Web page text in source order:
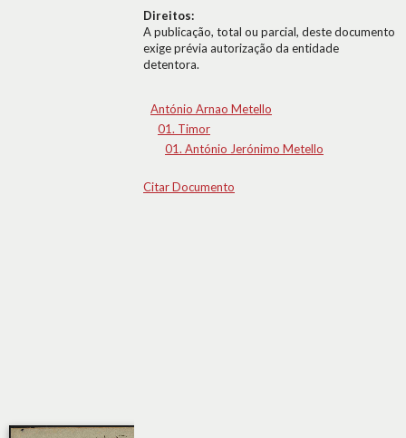
Direitos:
A publicação, total ou parcial, deste documento
exige prévia autorização da entidade
detentora.
António Arnao Metello
01. Timor
01. António Jerónimo Metello
Citar Documento